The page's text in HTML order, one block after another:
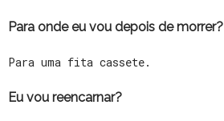
Para onde eu vou depois de morrer?
Para uma fita cassete.
Eu vou reencarnar?